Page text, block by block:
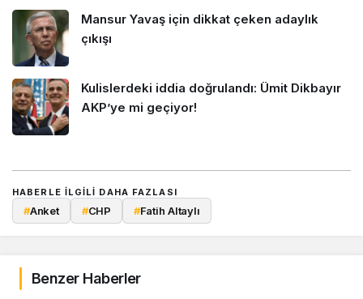
Mansur Yavaş için dikkat çeken adaylık
çıkışı
Kulislerdeki iddia doğrulandı: Ümit Dikbayır
AKP’ye mi geçiyor!
HABERLE ILGILI DAHA FAZLASI
#Anket #CHP #Fatih Altaylı
Benzer Haberler